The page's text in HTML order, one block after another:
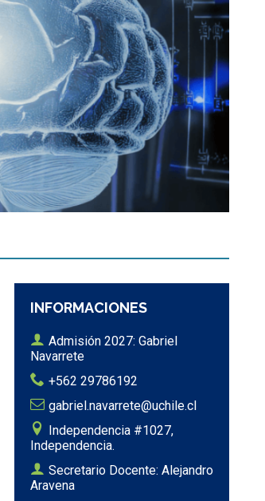
INFORMACIONES
Admisión 2027: Gabriel
Navarrete
+562 29786192
gabriel.navarrete@uchile.cl
Independencia #1027,
Independencia.
Secretario Docente: Alejandro
Aravena